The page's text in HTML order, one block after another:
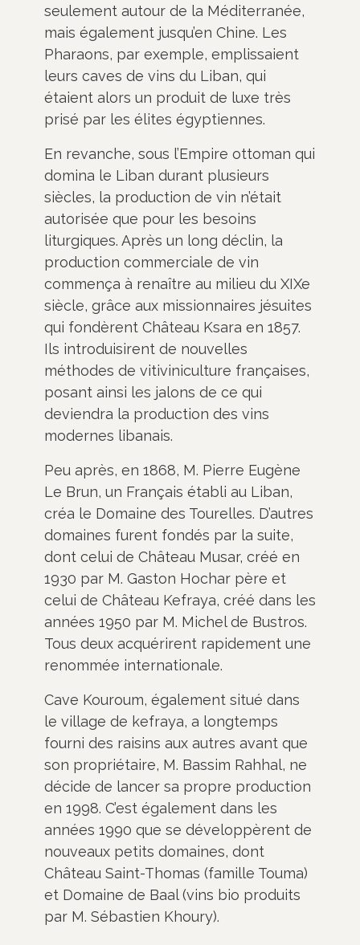
seulement autour de la Méditerranée,
mais également jusqu’en Chine. Les
Pharaons, par exemple, emplissaient
leurs caves de vins du Liban, qui
étaient alors un produit de luxe très
prisé par les élites égyptiennes.
En revanche, sous l’Empire ottoman qui
domina le Liban durant plusieurs
siècles, la production de vin n’était
autorisée que pour les besoins
liturgiques. Après un long déclin, la
production commerciale de vin
commença à renaître au milieu du XIXe
siècle, grâce aux missionnaires jésuites
qui fondèrent Château Ksara en 1857.
Ils introduisirent de nouvelles
méthodes de vitiviniculture françaises,
posant ainsi les jalons de ce qui
deviendra la production des vins
modernes libanais.
Peu après, en 1868, M. Pierre Eugène
Le Brun, un Français établi au Liban,
créa le Domaine des Tourelles. D’autres
domaines furent fondés par la suite,
dont celui de Château Musar, créé en
1930 par M. Gaston Hochar père et
celui de Château Kefraya, créé dans les
années 1950 par M. Michel de Bustros.
Tous deux acquérirent rapidement une
renommée internationale.
Cave Kouroum, également situé dans
le village de kefraya, a longtemps
fourni des raisins aux autres avant que
son propriétaire, M. Bassim Rahhal, ne
décide de lancer sa propre production
en 1998. C’est également dans les
années 1990 que se développèrent de
nouveaux petits domaines, dont
Château Saint-Thomas (famille Touma)
et Domaine de Baal (vins bio produits
par M. Sébastien Khoury).